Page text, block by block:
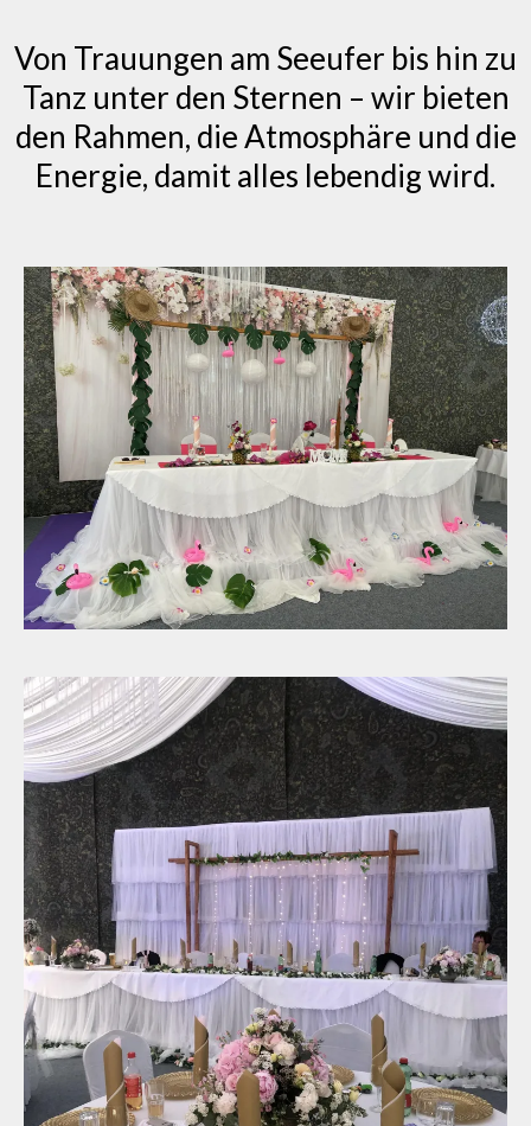
Von Trauungen am Seeufer bis hin zu
Tanz unter den Sternen – wir bieten
den Rahmen, die Atmosphäre und die
Energie, damit alles lebendig wird.